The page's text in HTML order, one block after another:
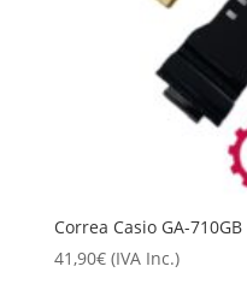
Correa Casio GA-710GB
41,90€ (IVA Inc.)